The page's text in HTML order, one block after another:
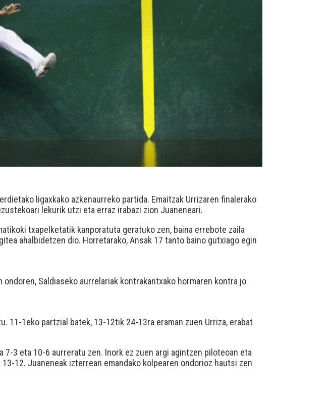
ligaxkako azkenaurreko partida. Emaitzak Urrizaren finalerako
lekurik utzi eta erraz irabazi zion Juaneneari.
txapelketatik kanporatuta geratuko zen, baina errebote zaila
ahalbidetzen dio. Horretarako, Ansak 17 tanto baino gutxiago egin
Saldiaseko aurrelariak kontrakantxako hormaren kontra jo
11-1eko partzial batek, 13-12tik 24-13ra eraman zuen Urriza, erabat
3 eta 10-6 aurreratu zen. Inork ez zuen argi agintzen piloteoan eta
12. Juaneneak izterrean emandako kolpearen ondorioz hautsi zen